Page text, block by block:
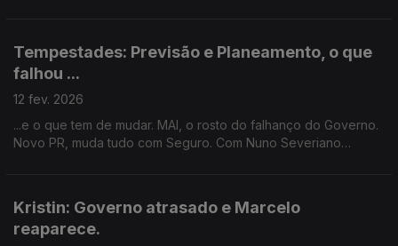
Tempestades: Previsão e Planeamento, o que
falhou ...
12 fev. 2026
...e o que tem de mudar. MAI, o rosto do falhanço do Governo.
Novo PR, muda tudo com Seguro. Com Nuno Severiano
Kristin: Governo atrasado e Marcelo
reaparece.